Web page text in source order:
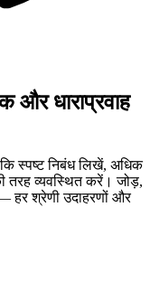
और धाराप्रवाह
स्पष्ट निबंध लिखें, अधिक
तरह व्यवस्थित करें। जोड़,
हर श्रेणी उदाहरणों और